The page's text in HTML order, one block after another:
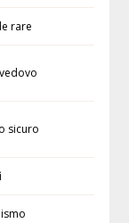
rare
sicuro